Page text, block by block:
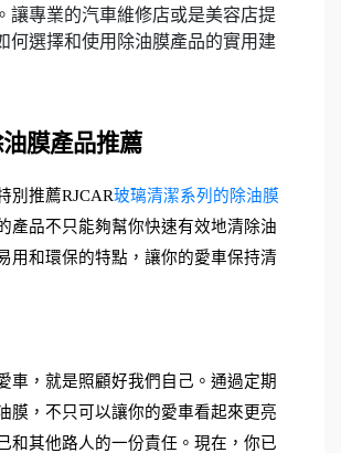
讓專業的汽車維修店或是美容店提
何選擇和使用除油膜產品的實用建
膜產品推薦
別推薦RJCAR玻璃清潔系列的除油膜
產品不只能夠幫你快速有效地清除油
用和環保的特點，讓你的愛車保持清
車，就是照顧好我們自己。通過定期
膜，不只可以讓你的愛車看起來更亮
和其他路人的一份責任。現在，你已